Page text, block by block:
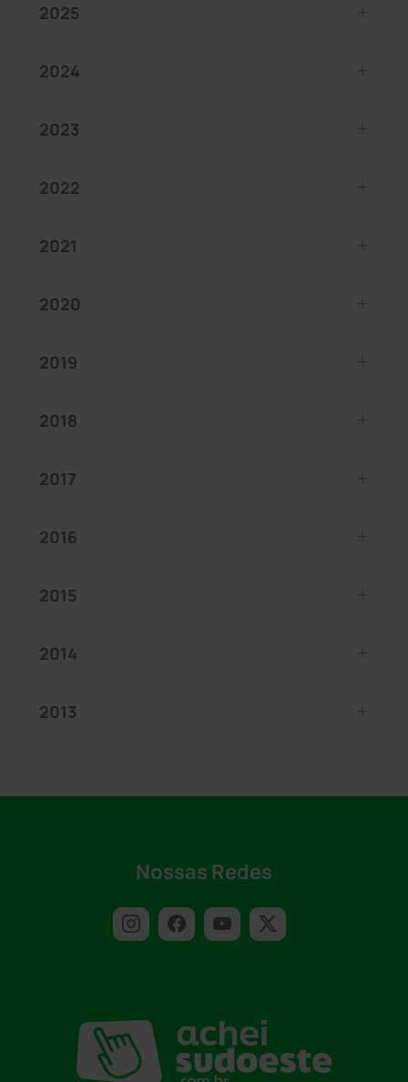
2025
2024
2023
2022
2021
2020
2019
2018
2017
2016
2015
2014
2013
Nossas Redes